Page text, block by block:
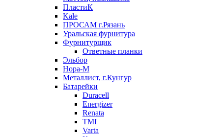
ПластиК
Kale
ПРОСАМ г.Рязань
Уральская фурнитура
Фурнитурщик
Ответные планки
Эльбор
Нора-М
Металлист, г.Кунгур
Батарейки
Duracell
Energizer
Renata
TMI
Varta